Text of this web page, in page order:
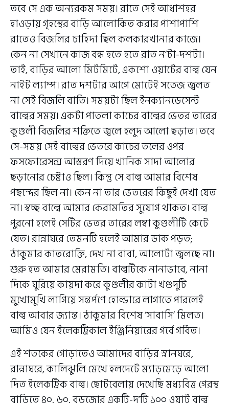
তবে সে এক অন্যরকম সময়। রাতে সেই আধাশহর
হাওড়ায় গৃহস্থের বাড়ি আলোকিত করার পাশাপাশি
রাতেও বিজলির চাহিদা ছিল কলকারখানার কাজে।
কেন না সেখানে কাজ বন্ধ হতে হতে রাত ন’টা-দশটা।
তাই, বাড়ির আলো মিটমিটে, একশো ওয়াটের বাল্ব যেন
নাইট ল্যাম্প। রাত দশটার আগে মোটেই সতেজ জ্বলত
না সেই বিজলি বাতি। সময়টা ছিল ইনক্যানডেসেন্ট
বাল্বের সময়। একটা পাতলা কাচের বাল্বের ভেতর তারের
কুণ্ডলী বিজলির শক্তিতে জ্বলে হলুদ আলো ছড়াত। তবে
সে-সময় সেই বাল্বের ভেতরে কাচের তলের ওপর
ফসফোরেসন্স আস্তরণ দিয়ে খানিক সাদা আলোর
ছড়ানোর চেষ্টাও ছিল। কিন্তু সে বাল্ব আমার বিশেষ
পছন্দের ছিল না। কেন না তার ভেতরের কিছুই দেখা যেত
না। স্বচ্ছ বাল্বে আমার কেরামতির সুযোগ থাকত। বাল্ব
পুরনো হলেই সেটির ভেতর তারের লম্বা কুণ্ডলীটি কেটে
যেত। রান্নাঘরে তেমনটি হলেই আমার ডাক পড়ত;
ঠাকুমার কাতরোক্তি, দেখ না বাবা, আলোটা জ্বলছে না।
শুরু হত আমার মেরামতি। বাল্বটিকে নানাভাবে, নানা
দিকে ঘুরিয়ে কায়দা করে কুণ্ডলীর কাটা খণ্ডদুটি
মুখোমুখি লাগিয়ে সন্তর্পণে হোল্ডারে লাগাতে পারলেই
বাল্ব আবার জ্যান্ত। ঠাকুমার বিশেষ ‘সাবাসি’ মিলত।
আমিও যেন ইলেকট্রিকাল ইঞ্জিনিয়ারের গর্বে গর্বিত।
এই শতকের গোড়াতেও আমাদের বাড়ির স্নানঘরে,
রান্নাঘরে, কালিঝুলি মেখে হলদেটে ম্যাড়মেড়ে আলো
দিত ইলেকট্রিক বাল্ব। ছোটবেলায় দেখেছি মধ্যবিত্ত গেরস্থ